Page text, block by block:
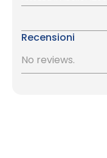
Recensioni
No reviews.